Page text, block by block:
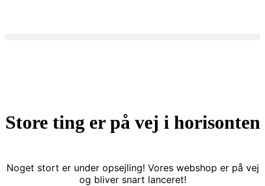
Store ting er på vej i horisonten
Noget stort er under opsejling! Vores webshop er på vej
og bliver snart lanceret!